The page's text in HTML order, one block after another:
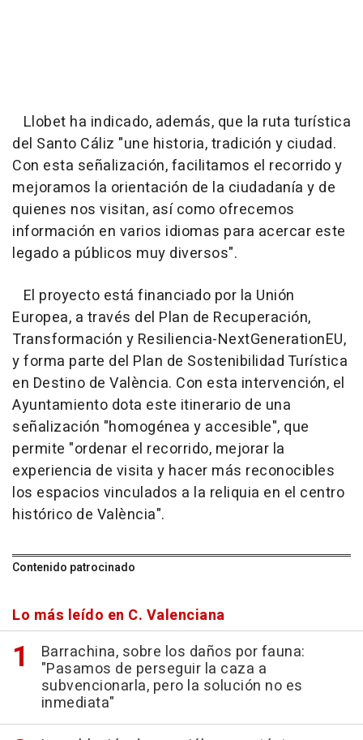
Llobet ha indicado, además, que la ruta turística
del Santo Cáliz "une historia, tradición y ciudad.
Con esta señalización, facilitamos el recorrido y
mejoramos la orientación de la ciudadanía y de
quienes nos visitan, así como ofrecemos
información en varios idiomas para acercar este
legado a públicos muy diversos".
El proyecto está financiado por la Unión
Europea, a través del Plan de Recuperación,
Transformación y Resiliencia-NextGenerationEU,
y forma parte del Plan de Sostenibilidad Turística
en Destino de València. Con esta intervención, el
Ayuntamiento dota este itinerario de una
señalización "homogénea y accesible", que
permite "ordenar el recorrido, mejorar la
experiencia de visita y hacer más reconocibles
los espacios vinculados a la reliquia en el centro
histórico de València".
Contenido patrocinado
Lo más leído en C. Valenciana
Barrachina, sobre los daños por fauna:
"Pasamos de perseguir la caza a
subvencionarla, pero la solución no es
inmediata"